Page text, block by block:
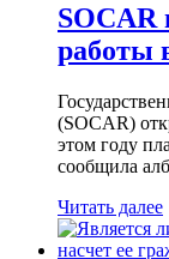
SOCAR
работы
(SOCAR)
этом году
сообщила
Читать далее